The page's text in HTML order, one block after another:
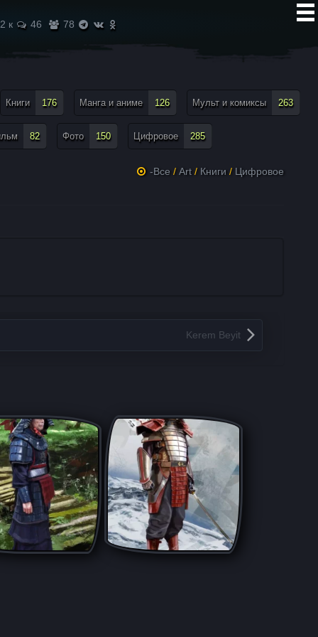
2 к 46 78
Книги 176 Манга и аниме 126 Мульт и комиксы 263
82 Фото 150 Цифровое 285
-Все / Art/ Книги / Цифровое
Kerem Beyit